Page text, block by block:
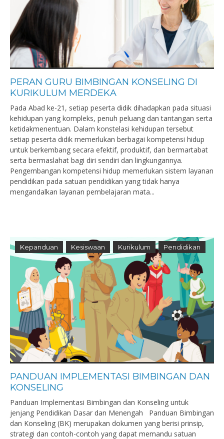
PERAN GURU BIMBINGAN KONSELING DI
KURIKULUM MERDEKA
Pada Abad ke-21, setiap peserta didik dihadapkan pada situasi
kehidupan yang kompleks, penuh peluang dan tantangan serta
ketidakmenentuan. Dalam konstelasi kehidupan tersebut
setiap peserta didik memerlukan berbagai kompetensi hidup
untuk berkembang secara efektif, produktif, dan bermartabat
serta bermaslahat bagi diri sendiri dan lingkungannya.
Pengembangan kompetensi hidup memerlukan sistem layanan
pendidikan pada satuan pendidikan yang tidak hanya
mengandalkan layanan pembelajaran mata...
Kepanduan Kesiswaan Kurikulum Pendidikan
PANDUAN IMPLEMENTASI BIMBINGAN DAN
KONSELING
Panduan Implementasi Bimbingan dan Konseling untuk
jenjang Pendidikan Dasar dan Menengah Panduan Bimbingan
dan Konseling (BK) merupakan dokumen yang berisi prinsip,
strategi dan contoh-contoh yang dapat memandu satuan